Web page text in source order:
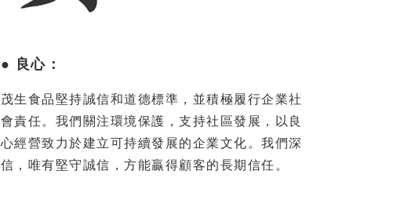
● 良心：
茂生食品堅持誠信和道德標準，並積極履行企業社
會責任。我們關注環境保護，支持社區發展，以良
心經營致力於建立可持續發展的企業文化。我們深
信，唯有堅守誠信，方能贏得顧客的長期信任。